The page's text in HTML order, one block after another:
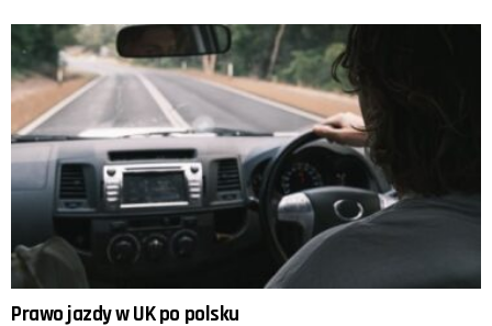
Prawo jazdy w UK po polsku